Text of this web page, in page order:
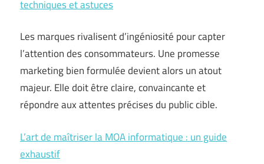
techniques et astuces
Les marques rivalisent d’ingéniosité pour capter
l’attention des consommateurs. Une promesse
marketing bien formulée devient alors un atout
majeur. Elle doit être claire, convaincante et
répondre aux attentes précises du public cible.
L’art de maîtriser la MOA informatique : un guide
exhaustif